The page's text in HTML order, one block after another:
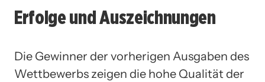
Erfolge und Auszeichnungen
Die Gewinner der vorherigen Ausgaben des
Wettbewerbs zeigen die hohe Qualität der